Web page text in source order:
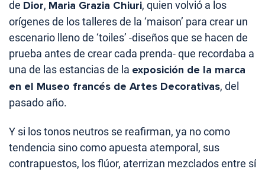
de Dior, Maria Grazia Chiuri, quien volvió a los
orígenes de los talleres de la ‘maison’ para crear un
escenario lleno de ‘toiles’ -diseños que se hacen de
prueba antes de crear cada prenda- que recordaba a
una de las estancias de la exposición de la marca
en el Museo francés de Artes Decorativas, del
pasado año.
Y si los tonos neutros se reafirman, ya no como
tendencia sino como apuesta atemporal, sus
contrapuestos, los flúor, aterrizan mezclados entre sí